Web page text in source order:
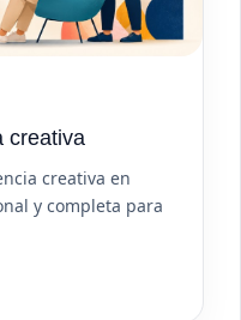
creativa
creativa en
y completa para